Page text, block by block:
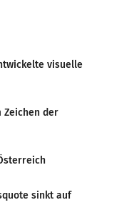
visuelle
Zeichen der
sinkt auf